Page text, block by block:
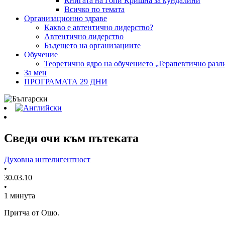
Всичко по темата
Организационно здраве
Какво е автентично лидерство?
Автентично лидерство
Бъдещето на организациите
Обучение
Теоретично ядро на обучението „Терапевтично
За мен
ПРОГРАМАТА 29 ДНИ
Сведи очи към пътеката
Духовна интелигентност
•
30.03.10
•
1 минута
Притча от Ошо.